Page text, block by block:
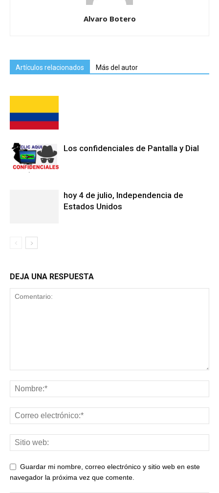
Alvaro Botero
Artículos relacionados Más del autor
Los confidenciales de Pantalla y Dial
hoy 4 de julio, Independencia de
Estados Unidos
DEJA UNA RESPUESTA
Guardar mi nombre, correo electrónico y sitio web en este
navegador la próxima vez que comente.